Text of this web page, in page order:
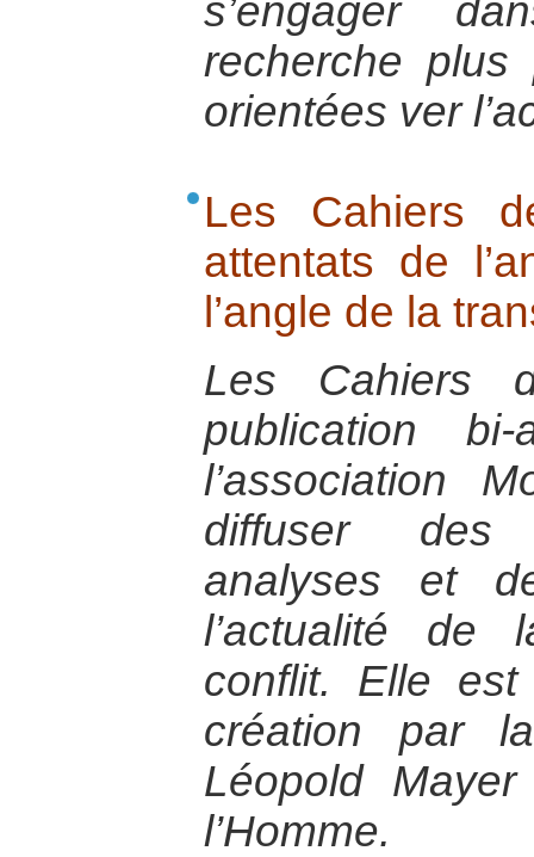
s’engager
recherche plus
orientées ver
Les Cahiers
attentats de
l’angle de la
Les Cahiers
publication
l’association
diffuser des
analyses et
l’actualité de
conflit. Elle
création par
Léopold
l’Homme.